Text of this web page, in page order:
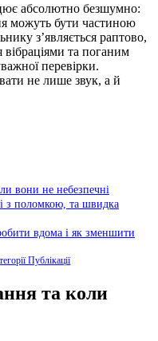
абсолютно безшумно:
можуть бути частиною
з’являється раптово,
вібраціями та поганим
перевірки.
не лише звук, а й
вони не небезпечні
з поломкою, та швидка
вдома і як зменшити
Публікації
та коли